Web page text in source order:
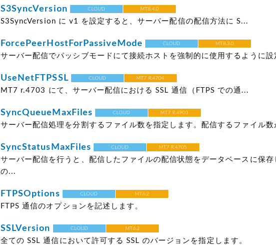
S3SyncVersion CLOUD MT8.4.0
S3SyncVersion に v1 を設定すると、サーバー配信の配信方法に S...
ForcePeerHostForPassiveMode CLOUD MT8.3.0
サーバー配信でパッシブモードにて接続ホストを強制的に使用するように
UseNetFTPSSL CLOUD MT7 R.4704
MT7 r.4703 にて、サーバー配信における SSL 通信（FTPS での通...
SyncQueueMaxFiles CLOUD MT7 R.4903
サーバー配信処理を分割するファイル数を指定します。配信するファイル
SyncStatusMaxFiles CLOUD MT7 R.4705
サーバー配信を行うと、配信したファイルの配信状態をデータベースに保存
の...
FTPSOptions CLOUD MT6.2
FTPS 通信のオプションを記述します。
SSLVersion CLOUD MT6.2
全ての SSL 通信において許可する SSL のバージョンを指定します。